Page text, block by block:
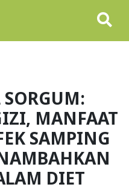
MANFAAT
SAMPING
DIET